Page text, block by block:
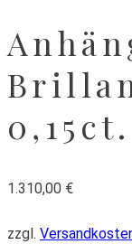
0,15ct.
1.310,00 €
zzgl.